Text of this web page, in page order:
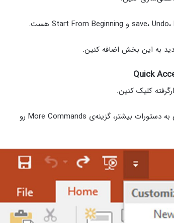
به این بخش اضافه کنین.
کلیک کنین.
دستور موردنظرتون رو انتخاب کنین و یا برای دسترسی به دستورات بیشتر، گزینه‌ی More Commands رو